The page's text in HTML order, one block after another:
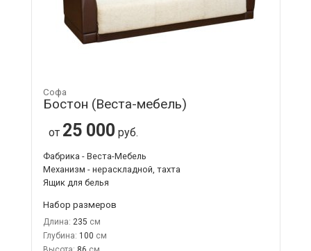
Софа
Бостон (Веста-мебель)
от 25 000 руб.
Фабрика - Веста-Мебель
Механизм - нераскладной, тахта
Ящик для белья
Набор размеров
Длина: 235
Глубина: 100